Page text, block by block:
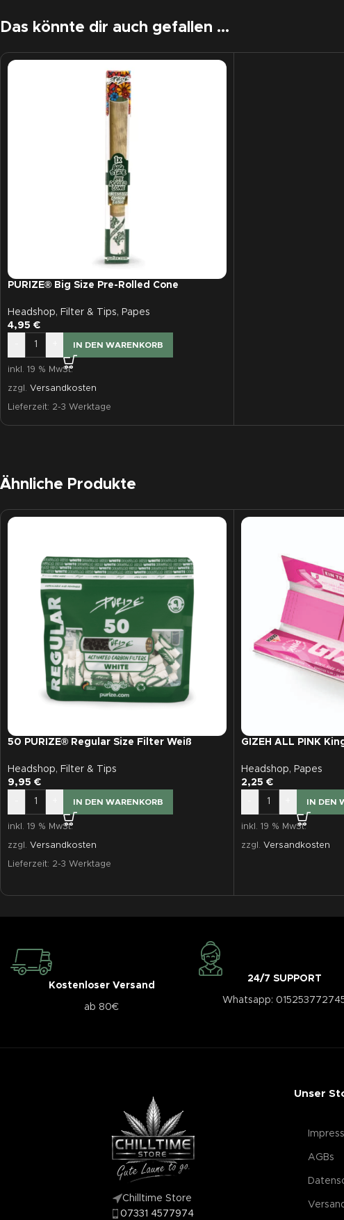
Das könnte dir auch gefallen …
PURIZE® Big Size Pre-Rolled Cone
Headshop, Filter & Tips, Papes
4,95 €
IN DEN WARENKORB
inkl. 19 % MwSt.
zzgl. Versandkosten
Lieferzeit: 2-3 Werktage
Ähnliche Produkte
50 PURIZE® Regular Size Filter Weiß
Headshop, Filter & Tips
9,95 €
IN DEN WARENKORB
inkl. 19 % MwSt.
zzgl. Versandkosten
Lieferzeit: 2-3 Werktage
GIZEH ALL PINK
Headshop, Papes
2,25 €
IN DEN
inkl. 19 % MwSt.
zzgl. Versandkosten
Kostenloser Versand
ab 80€
24/7 SUPPORT
Whatsapp:
Chilltime Store
07331 4577974
Unser
AGBs